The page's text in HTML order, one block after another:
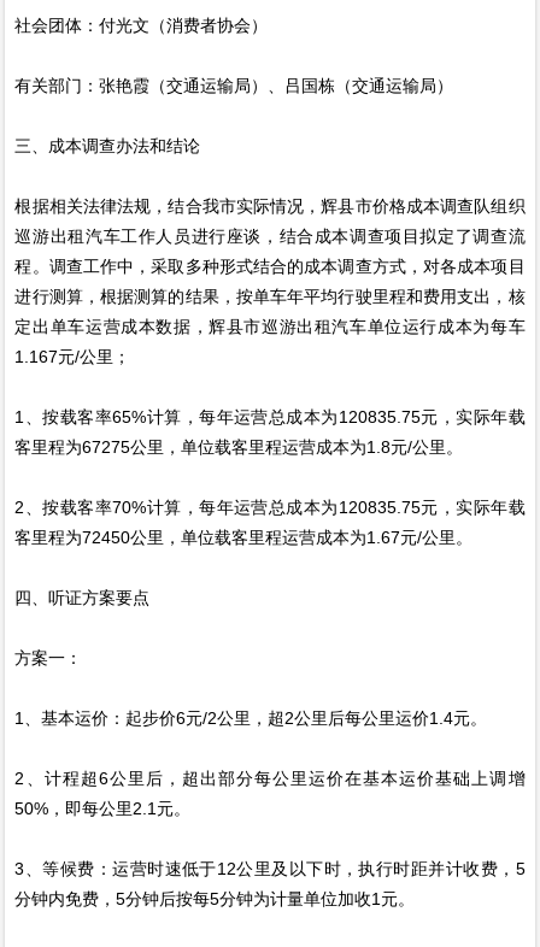
社会团体：付光文（消费者协会）
有关部门：张艳霞（交通运输局）、吕国栋（交通运输局）
三、成本调查办法和结论
根据相关法律法规，结合我市实际情况，辉县市价格成本调查队组织
巡游出租汽车工作人员进行座谈，结合成本调查项目拟定了调查流
程。调查工作中，采取多种形式结合的成本调查方式，对各成本项目
进行测算，根据测算的结果，按单车年平均行驶里程和费用支出，核
定出单车运营成本数据，辉县市巡游出租汽车单位运行成本为每车
1.167元/公里；
1、按载客率65%计算，每年运营总成本为120835.75元，实际年载
客里程为67275公里，单位载客里程运营成本为1.8元/公里。
2、按载客率70%计算，每年运营总成本为120835.75元，实际年载
客里程为72450公里，单位载客里程运营成本为1.67元/公里。
四、听证方案要点
方案一：
1、基本运价：起步价6元/2公里，超2公里后每公里运价1.4元。
2、计程超6公里后，超出部分每公里运价在基本运价基础上调增
50%，即每公里2.1元。
3、等候费：运营时速低于12公里及以下时，执行时距并计收费，5
分钟内免费，5分钟后按每5分钟为计量单位加收1元。